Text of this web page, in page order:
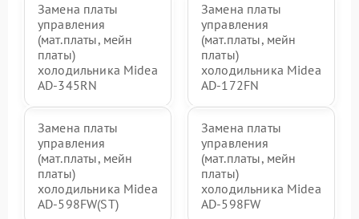
Замена платы
управления
(мат.платы, мейн
платы)
холодильника Midea
AD-345RN
Замена платы
управления
(мат.платы, мейн
платы)
холодильника Midea
AD-172FN
Замена платы
управления
(мат.платы, мейн
платы)
холодильника Midea
AD-598FW(ST)
Замена платы
управления
(мат.платы, мейн
платы)
холодильника Midea
AD-598FW